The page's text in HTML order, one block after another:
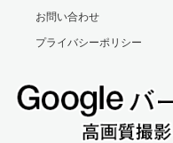
お問い合わせ
プライバシーポリシー